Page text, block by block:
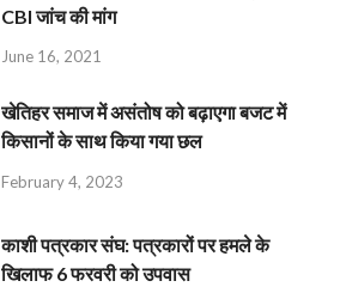
CBI जांच की मांग
June 16, 2021
खेतिहर समाज में असंतोष को बढ़ाएगा बजट में
किसानों के साथ किया गया छल
February 4, 2023
काशी पत्रकार संघ: पत्रकारों पर हमले के
खिलाफ 6 फरवरी को उपवास